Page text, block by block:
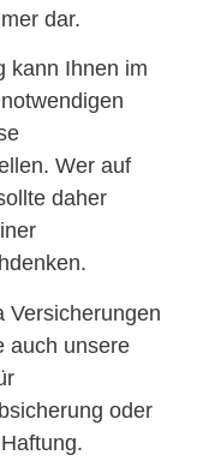
dar.
kann Ihnen im
Wer auf
daher
Versicherungen
auch unsere
oder